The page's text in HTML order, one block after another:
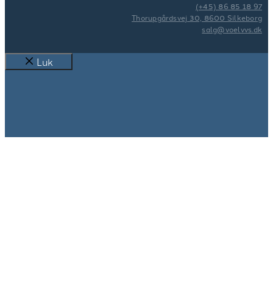
(+45) 86 85 18 97
Thorupgårdsvej 30, 8600 Silkeborg
salg@voelvvs.dk
Luk